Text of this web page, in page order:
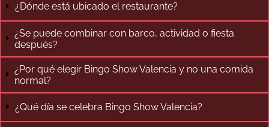
¿Dónde está ubicado el restaurante?
¿Se puede combinar con barco, actividad o fiesta
después?
¿Por qué elegir Bingo Show Valencia y no una comida
normal?
¿Qué día se celebra Bingo Show Valencia?